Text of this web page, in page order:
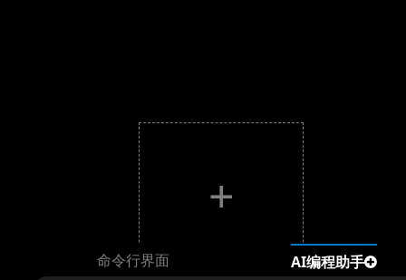
+
命令行界面 AI编程助手